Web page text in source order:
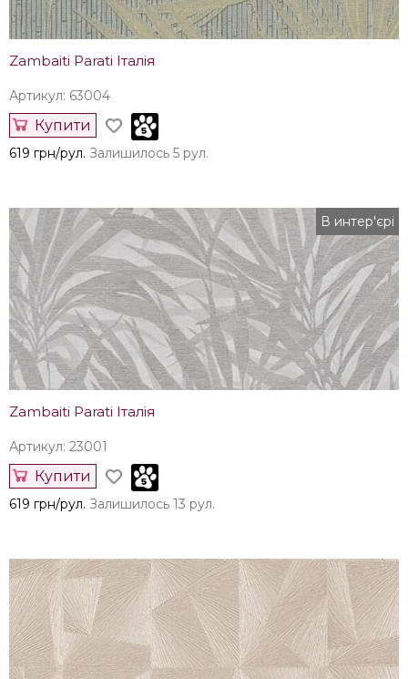
Zambaiti Parati Італія
Артикул: 63004
Купити
619 грн/рул. Залишилось 5 рул.
В интер'єрі
Zambaiti Parati Італія
Артикул: 23001
Купити
619 грн/рул. Залишилось 13 рул.